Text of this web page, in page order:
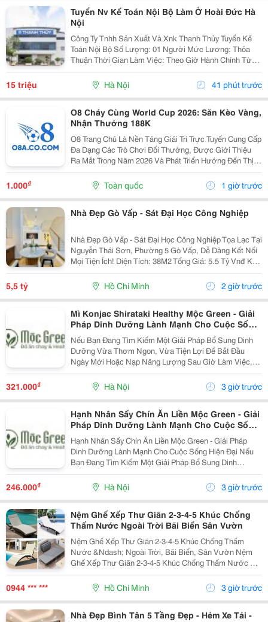
Tuyển Nv Kế Toán Nội Bộ Làm Ở Hoài Đức Hà
Nội
Công Ty Tnhh Sản Xuất Và Xnk Thanh Thủy Tuyển Kế
Toán Nội Bộ Số Lượng: 01 Người Mức Lương: Thỏa
Thuận Thời Gian Làm Việc: Theo Giờ Hành Chính Từ
Thứ 2 Đến Thứ 7. Nội Dung Công Việc: - Làm Hợp Đồng
Mua Bán, Tính Lương Nhân Viên, Hợp...
15 triệu Hà Nội 41 phút trước
O8 Cháy Cùng World Cup 2026: Săn Kèo Vàng,
Nhận Thưởng 188K
O8 Trang Chủ Là Nền Tảng Giải Trí Trực Tuyến Cung Cấp
Đa Dạng Các Trò Chơi Đổi Thưởng, Được Giới Thiệu
Ra Mắt Trong Năm 2026 Và Phát Triển Hướng Đến Thị
Trường Châu Á. Theo Thông Tin Từ Nền Tảng, O8 Hoạt
Động Theo Các Tiêu Chuẩn Áp Dụng Trong Lĩnh...
1.000₫ Toàn quốc 1 giờ trước
Nhà Đẹp Gò Vấp - Sát Đại Học Công Nghiệp
Nhà Đẹp Gò Vấp - Sát Đại Học Công Nghiệp Tọa Lạc Tại
Nguyễn Thái Sơn, Phường 5 Gò Vấp, Dễ Dàng Kết Nối
Mọi Tiện Ích! Diện Tích: 38M2 Tổng Giá: 5.5 Tỷ Vnđ Kết
Cấu: Nhà 1 Trệt 2 Lầu Kiên Cố, 3Pn, 3Wc, Ban Công,
Sân Thượng Thoáng Mát, Sẵn Sàng Dọn...
5,5 tỷ Hồ Chí Minh 2 giờ trước
Mì Konjac Shirataki Healthy Mộc Green - Giải
Pháp Dinh Dưỡng Lành Mạnh Cho Cuộc Sống
Hiện Đại
Nếu Bạn Đang Tìm Kiếm Một Giải Pháp Bổ Sung Dinh
Dưỡng Vừa Thơm Ngon, Vừa Tiện Lợi Để Bắt Đầu
Ngày Mới Hoặc Nạp Năng Lượng Sau Giờ Làm Việc,
Thì Mì Konjac Shirataki Healthy Mộc Green Chính Là
Lựa Chọn Hoàn Hảo. Vì Sao Nên Lựa Chọn Mì Konjac...
321.000₫ Hà Nội 3 giờ trước
Hạnh Nhân Sấy Chín Ăn Liền Mộc Green - Giải
Pháp Dinh Dưỡng Lành Mạnh Cho Cuộc Sống
Hiện Đại
Hạnh Nhân Sấy Chín Ăn Liền Mộc Green - Giải Pháp
Dinh Dưỡng Lành Mạnh Cho Cuộc Sống Hiện Đại Nếu
Bạn Đang Tìm Kiếm Một Giải Pháp Bổ Sung Dinh
Dưỡng Vừa Thơm Ngon, Vừa Tiện Lợi Để Bắt Đầu
Ngày Mới Hoặc Nạp Năng Lượng Sau Giờ Làm Việc,
Thì Hạnh Nhân...
246.000₫ Hà Nội 3 giờ trước
Nệm Ghế Xếp Thư Giãn 2-3-4-5 Khúc Chống
Thấm Nước Ngoài Trời Bãi Biển Sân Vườn
Nệm Ghế Xếp Thư Giãn 2-3-4-5 Khúc Chống Thấm
Nước &Ndash; Ngoài Trời, Bãi Biển, Sân Vườn Nệm
Ghế Xếp Thư Giãn 2-3-4-5 Khúc Chống Thấm Nước Có
Nhiều Mẫu, Kích Thước, Màu Sắc Và Chất Liệu Phù
Hợp Nhu Cầu Lựa Chọn. Sản Phẩm Hoàn Thiện Tỉ Mỉ,
Bền Đẹp,...
0944 *** *** Hồ Chí Minh 3 giờ trước
Nhà Đẹp Bình Tân 5 Tầng Đẹp - Hẻm Xe Tải -